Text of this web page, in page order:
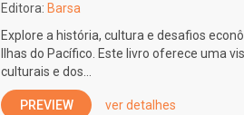
Editora: Barsa
Explore a história, cultura e desafios
Ilhas do Pacífico. Este livro oferece uma
culturais e dos...
PREVIEW ver detalhes